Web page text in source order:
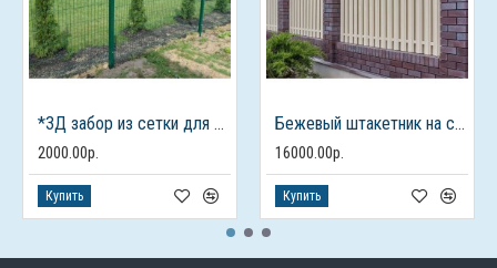
*3Д забор из сетки для дачного дома
2000.00р.
Купить
Бежевый штакетник на столбах из кирпича
16000.00р.
Купить